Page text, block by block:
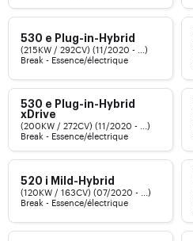
530 e Plug-in-Hybrid
(215KW / 292CV) (11/2020 - ...)
Break - Essence/électrique
530 e Plug-in-Hybrid
xDrive
(200KW / 272CV) (11/2020 - ...)
Break - Essence/électrique
520 i Mild-Hybrid
(120KW / 163CV) (07/2020 - ...)
Break - Essence/électrique